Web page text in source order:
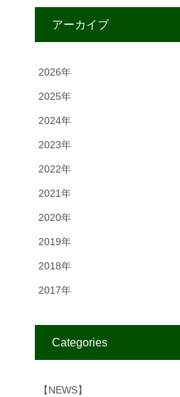
アーカイブ
2026年
2025年
2024年
2023年
2022年
2021年
2020年
2019年
2018年
2017年
Categories
【NEWS】